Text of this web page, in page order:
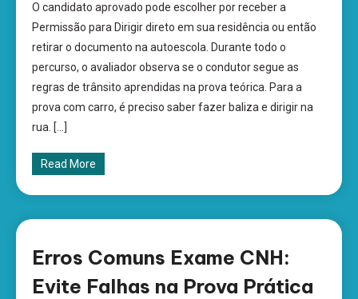
O candidato aprovado pode escolher por receber a
Permissão para Dirigir direto em sua residência ou então
retirar o documento na autoescola. Durante todo o
percurso, o avaliador observa se o condutor segue as
regras de trânsito aprendidas na prova teórica. Para a
prova com carro, é preciso saber fazer baliza e dirigir na
rua. […]
Read More
Erros Comuns Exame CNH:
Evite Falhas na Prova Prática